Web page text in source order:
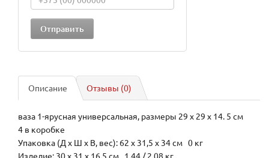
Описание Отзывы (0)
ваза 1-ярусная универсальная, размеры 29 х 29 х 14. 5 см
4 в коробке
Упаковка (Д х Ш х В, вес): 62 x 31,5 x 34 см 0 кг